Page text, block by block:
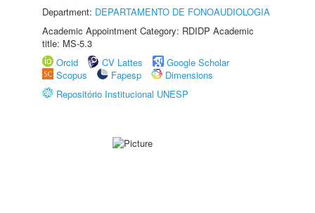
Department: DEPARTAMENTO DE FONOAUDIOLOGIA
Academic Appointment Category: RDIDP Academic
title: MS-5.3
Orcid
CV Lattes
Google Scholar
Scopus
Fapesp
Dimensions
Repositório Institucional UNESP